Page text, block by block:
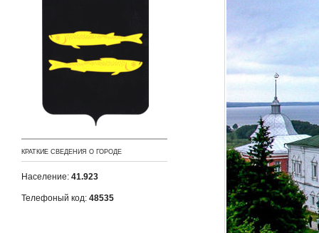
КРАТКИЕ СВЕДЕНИЯ О ГОРОДЕ
Население: 41.923
Телефоный код: 48535